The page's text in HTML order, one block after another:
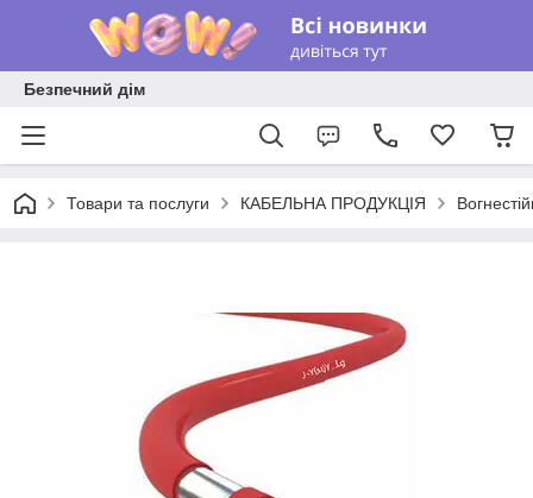
Безпечний дім
Товари та послуги КАБЕЛЬНА ПРОДУКЦІЯ